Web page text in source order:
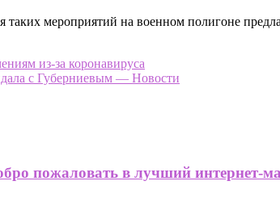
мероприятий на военном полигоне
из-за коронавируса
с Губерниевым — Новости
пожаловать в лучший интернет-